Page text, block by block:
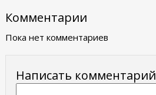
Комментарии
Пока нет комментариев
Написать комментарий